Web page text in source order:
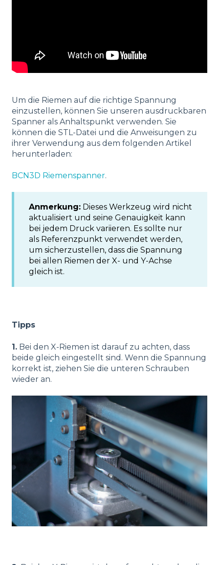
Um die Riemen auf die richtige Spannung
einzustellen, können Sie unseren ausdruckbaren
Spanner als Anhaltspunkt verwenden. Sie
können die STL-Datei und die Anweisungen zu
ihrer Verwendung aus dem folgenden Artikel
herunterladen:
BCN3D Riemenspanner.
Anmerkung: Dieses Werkzeug wird nicht
aktualisiert und seine Genauigkeit kann
bei jedem Druck variieren. Es sollte nur
als Referenzpunkt verwendet werden,
um sicherzustellen, dass die Spannung
bei allen Riemen der X- und Y-Achse
gleich ist.
Tipps
1. Bei den X-Riemen ist darauf zu achten, dass
beide gleich eingestellt sind. Wenn die Spannung
korrekt ist, ziehen Sie die unteren Schrauben
wieder an.